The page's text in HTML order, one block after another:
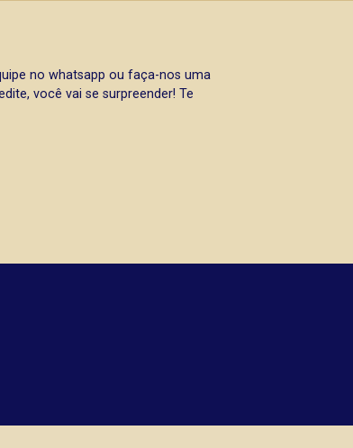
no whatsapp ou faça-nos uma
você vai se surpreender! Te